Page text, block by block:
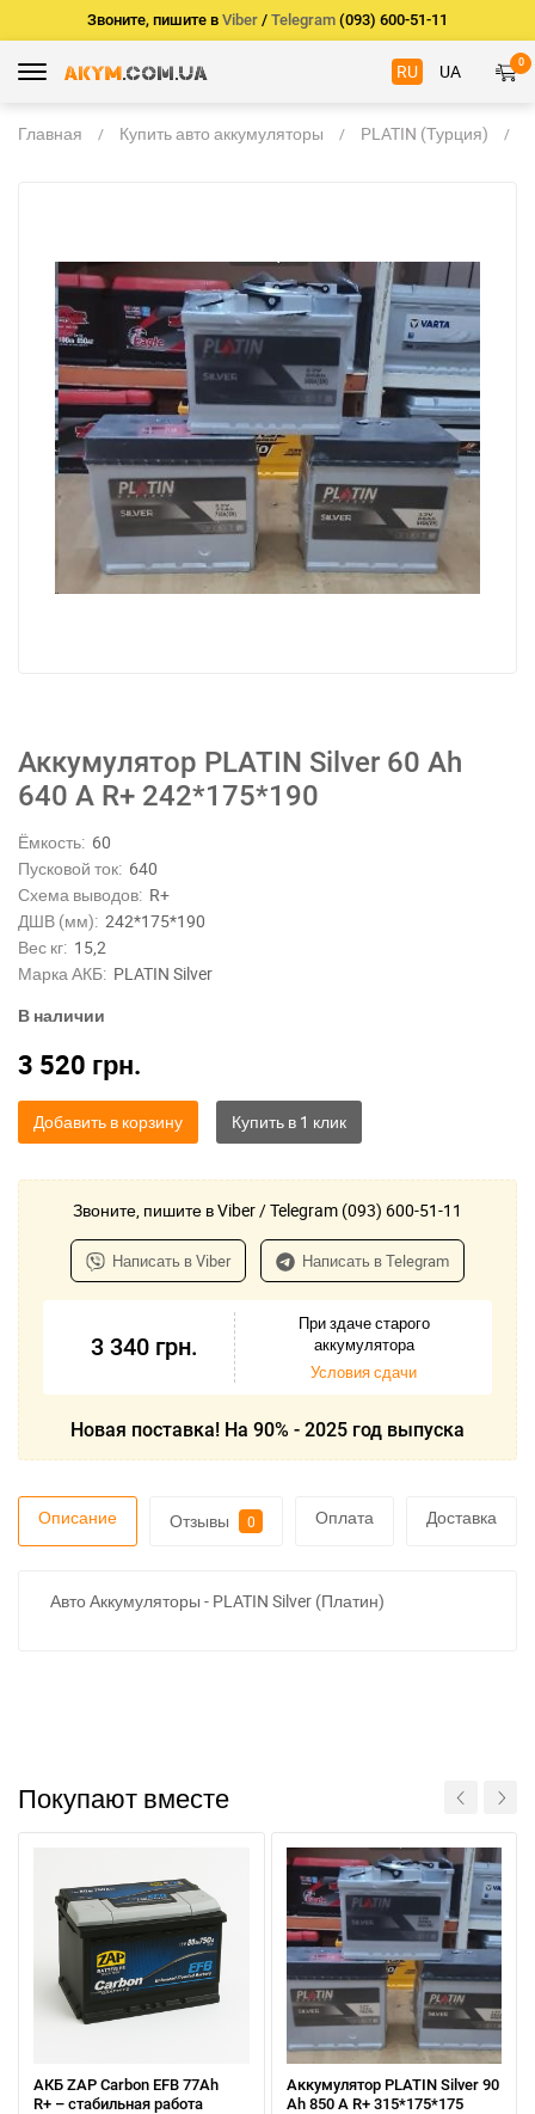
Звоните, пишите в Viber / Telegram (093) 600-51-11
RU UA 0
Главная Купить авто аккумуляторы PLATIN (Турция)
Аккумулятор PLATIN Silver 60 Ah
640 A R+ 242*175*190
Ёмкость: 60
Пусковой ток: 640
Схема выводов: R+
ДШВ (мм): 242*175*190
Вес кг: 15,2
Марка АКБ: PLATIN Silver
В наличии
3 520 грн.
Добавить в корзину
Звоните, пишите в Viber / Telegram (093) 600-51-11
Написать в Viber Написать в Telegram
3 340 грн.
При здаче старого
аккумулятора
Условия сдачи
Новая поставка! На 90% - 2025 год выпуска
Описание Отзывы 0 Оплата Доставка
Авто Аккумуляторы - PLATIN Silver (Платин)
Покупают вместе
АКБ ZAP Carbon EFB 77Аh
R+ – стабильная работа
Аккумулятор PLATIN Silver 90
Ah 850 A R+ 315*175*175
При отсутствии связи - пишите, звоните в Viber /
Написать в Viber Написать в Telegram